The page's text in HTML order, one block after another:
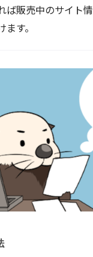
ば販売中のサイト
す。